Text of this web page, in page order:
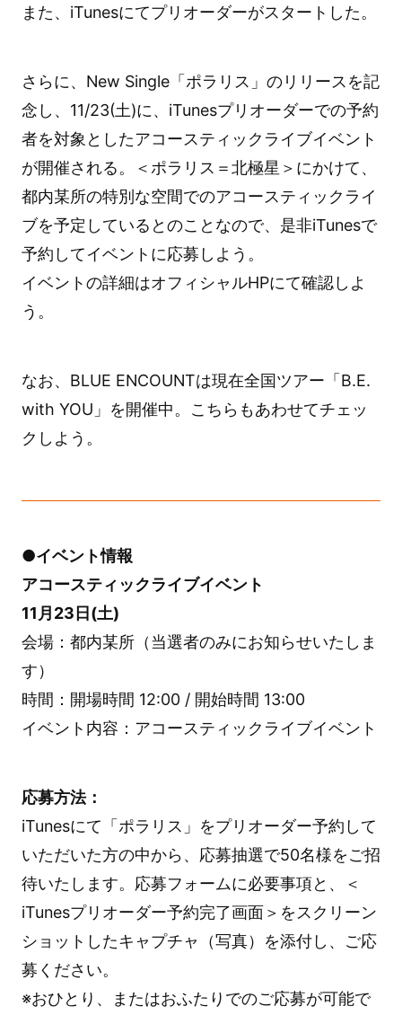
また、iTunesにてプリオーダーがスタートした。
さらに、New Single「ポラリス」のリリースを記
念し、11/23(土)に、iTunesプリオーダーでの予約
者を対象としたアコースティックライブイベント
が開催される。＜ポラリス＝北極星＞にかけて、
都内某所の特別な空間でのアコースティックライ
ブを予定しているとのことなので、是非iTunesで
予約してイベントに応募しよう。
イベントの詳細はオフィシャルHPにて確認しよ
う。
なお、BLUE ENCOUNTは現在全国ツアー「B.E.
with YOU」を開催中。こちらもあわせてチェッ
クしよう。
●イベント情報
アコースティックライブイベント
11月23日(土)
会場：都内某所（当選者のみにお知らせいたしま
す）
時間：開場時間 12:00 / 開始時間 13:00
イベント内容：アコースティックライブイベント
応募方法：
iTunesにて「ポラリス」をプリオーダー予約して
いただいた方の中から、応募抽選で50名様をご招
待いたします。応募フォームに必要事項と、＜
iTunesプリオーダー予約完了画面＞をスクリーン
ショットしたキャプチャ（写真）を添付し、ご応
募ください。
※おひとり、またはおふたりでのご応募が可能で